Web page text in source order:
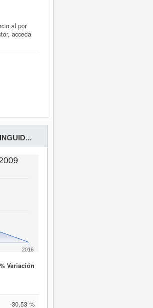
al por
acceda
2016
% Variación
-30,53 %